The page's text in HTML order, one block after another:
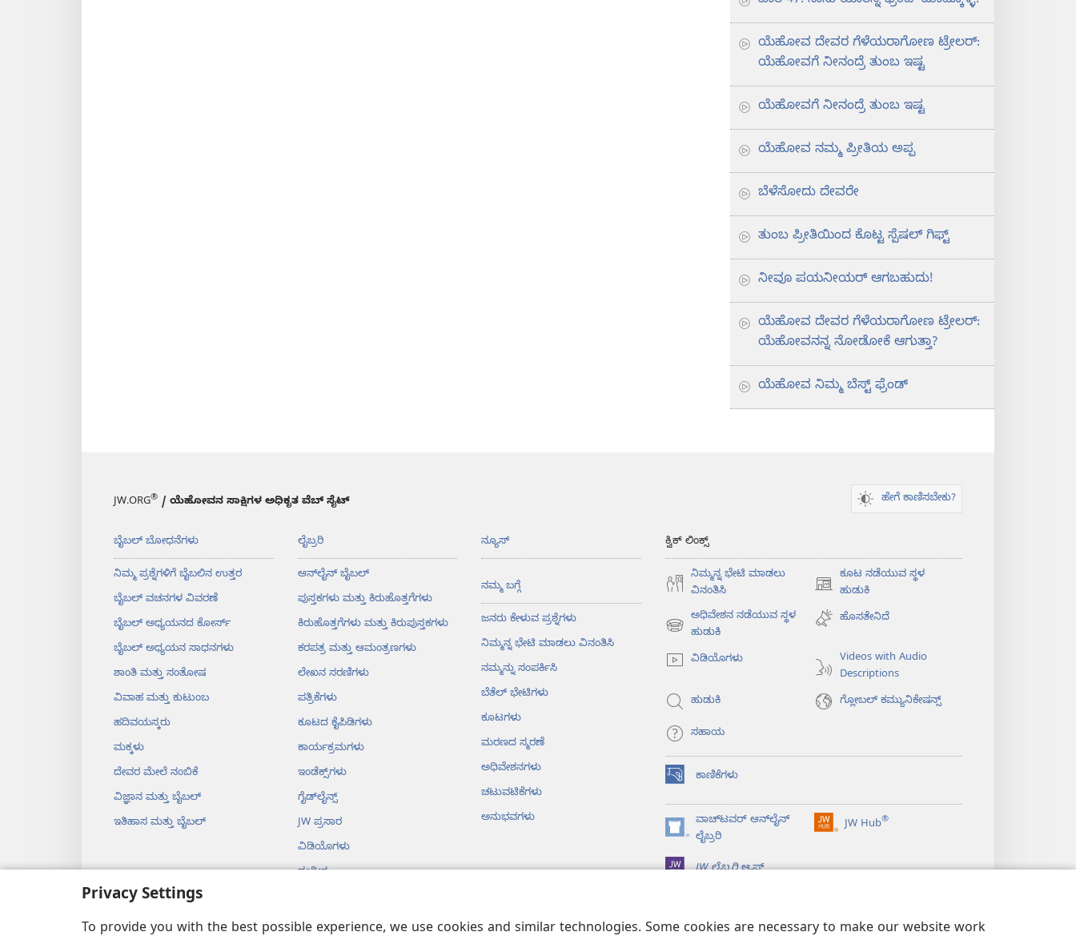
Privacy Settings
To provide you with the best possible experience, we use cookies and similar technologies. Some cookies are necessary to make our website work
ಯೆಹೋವ ದೇವರ ಗೆಳೆಯರಾಗೋಣ ಟ್ರೇಲರ್‌:
ಯೆಹೋವಗೆ ನೀನಂದ್ರೆ ತುಂಬ ಇಷ್ಟ
ಯೆಹೋವಗೆ ನೀನಂದ್ರೆ ತುಂಬ ಇಷ್ಟ
ಯೆಹೋವ ನಮ್ಮ ಪ್ರೀತಿಯ ಅಪ್ಪ
ಬೆಳೆಸೋದು ದೇವರೇ
ತುಂಬ ಪ್ರೀತಿಯಿಂದ ಕೊಟ್ಟ ಸ್ಪೆಷಲ್‌ ಗಿಫ್ಟ್‌
ನೀವೂ ಪಯನೀಯರ್‌ ಆಗಬಹುದು!
ಯೆಹೋವ ದೇವರ ಗೆಳೆಯರಾಗೋಣ ಟ್ರೇಲರ್‌:
ಯೆಹೋವನನ್ನ ನೋಡೋಕೆ ಆಗುತ್ತಾ?
ಯೆಹೋವ ನಿಮ್ಮ ಬೆಸ್ಟ್‌ ಫ್ರೆಂಡ್‌
JW.ORG® / ಯೆಹೋವನ ಸಾಕ್ಷಿಗಳ ಅಧಿಕೃತ ವೆಬ್ ಸೈಟ್ ಹೇಗೆ ಕಾಣಿಸಬೇಕು?
ಬೈಬಲ್‌ ಬೋಧನೆಗಳು
ನಿಮ್ಮ ಪ್ರಶ್ನೆಗಳಿಗೆ ಬೈಬಲಿನ ಉತ್ತರ
ಬೈಬಲ್‌ ವಚನಗಳ ವಿವರಣೆ
ಬೈಬಲ್‌ ಅಧ್ಯಯನದ ಕೋರ್ಸ್‌
ಬೈಬಲ್‌ ಅಧ್ಯಯನ ಸಾಧನಗಳು
ಶಾಂತಿ ಮತ್ತು ಸಂತೋಷ
ವಿವಾಹ ಮತ್ತು ಕುಟುಂಬ
ಹದಿವಯಸ್ಕರು
ಮಕ್ಕಳು
ದೇವರ ಮೇಲೆ ನಂಬಿಕೆ
ವಿಜ್ಞಾನ ಮತ್ತು ಬೈಬಲ್‌
ಇತಿಹಾಸ ಮತ್ತು ಬೈಬಲ್‌
ಲೈಬ್ರರಿ
ಆನ್‌ಲೈನ್‌ ಬೈಬಲ್‌
ಪುಸ್ತಕಗಳು ಮತ್ತು ಕಿರುಹೊತ್ತಗೆಗಳು
ಕಿರುಹೊತ್ತಗೆಗಳು ಮತ್ತು ಕಿರುಪುಸ್ತಕಗಳು
ಕರಪತ್ರ ಮತ್ತು ಆಮಂತ್ರಣಗಳು
ಲೇಖನ ಸರಣಿಗಳು
ಪತ್ರಿಕೆಗಳು
ಕೂಟದ ಕೈಪಿಡಿಗಳು
ಕಾರ್ಯಕ್ರಮಗಳು
ಇಂಡೆಕ್ಸ್‌ಗಳು
ಗೈಡ್‌ಲೈನ್ಸ್‌
JW ಪ್ರಸಾರ
ವಿಡಿಯೊಗಳು
ಸಂಗೀತ
ನಾಟಕರೂಪದ ಬೈಬಲ್‌ ವಾಚನ
ನ್ಯೂಸ್‌
ನಮ್ಮ ಬಗ್ಗೆ
ಜನರು ಕೇಳುವ ಪ್ರಶ್ನೆಗಳು
ನಿಮ್ಮನ್ನ ಭೇಟಿ ಮಾಡಲು ವಿನಂತಿಸಿ
ನಮ್ಮನ್ನು ಸಂಪರ್ಕಿಸಿ
ಬೆತೆಲ್‌ ಭೇಟಿಗಳು
ಕೂಟಗಳು
ಮರಣದ ಸ್ಮರಣೆ
ಅಧಿವೇಶನಗಳು
ಚಟುವಟಿಕೆಗಳು
ಅನುಭವಗಳು
ಕ್ವಿಕ್ ಲಿಂಕ್ಸ್
ನಿಮ್ಮನ್ನ ಭೇಟಿ ಮಾಡಲು
ವಿನಂತಿಸಿ
ಕೂಟ ನಡೆಯುವ ಸ್ಥಳ
ಹುಡುಕಿ
(opens
new
window)
ಅಧಿವೇಶನ ನಡೆಯುವ ಸ್ಥಳ
ಹುಡುಕಿ
(opens
new
window)
ಹೊಸತೇನಿದೆ
ವಿಡಿಯೊಗಳು
Videos with Audio
Descriptions
ಹುಡುಕಿ
ಗ್ಲೋಬಲ್‌ ಕಮ್ಯುನಿಕೇಷನ್ಸ್‌
ಸಹಾಯ
ಕಾಣಿಕೆಗಳು
(opens
new
window)ವಾಚ್‌ಟವರ್‌ ಆನ್‌ಲೈನ್‌
ಲೈಬ್ರರಿ
(opens
new
window)
JW Hub®
(opens
window)
JW ಲೈಬ್ರರಿಆ್ಯಪ್‌